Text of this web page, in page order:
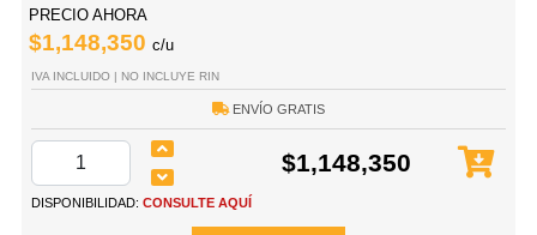
PRECIO AHORA
$1,148,350 c/u
IVA INCLUIDO | NO INCLUYE RIN
ENVÍO GRATIS
$1,148,350
DISPONIBILIDAD: CONSULTE AQUÍ